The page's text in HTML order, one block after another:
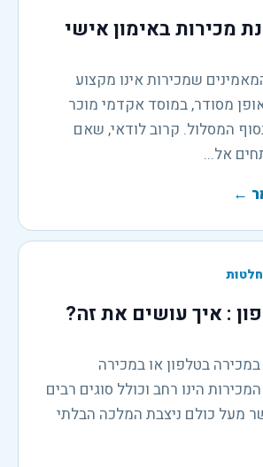
מכירות באימון אישי
שמכירות אינו מקצוע
מסודר, במוסד אקדמי מוכר
המסלול. קרוב לודאי, שאם
אל...
←
: איך עושים את זה?
בטלפון או במכירה
הינו רחב וכולל סוגים רבים
מעל כולם ניצבת המלכה הבלתי